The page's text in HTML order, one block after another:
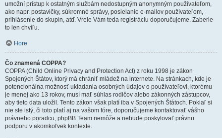
umožní prístup k ostatným službám nedostupným anonymným používateľom,
ako napr. postavičky, súkromné správy, posielanie e-mailov používateľom,
prihlásenie do skupín, atď. Vrele Vám teda registráciu doporučujeme. Zaberie
to len chvíľu.
Hore
Čo znamená COPPA?
COPPA (Child Online Privacy and Protection Act) z roku 1998 je zákon
Spojených Štátov, ktorý má chrániť mládež na internete. Na stránkach, kde je
potencionálna možnosť ukladania osobných údajov o používateľovi, ktorému
je menej ako 13 rokov, musí mať súhlas rodičov alebo zákonných zástupcov,
aby tieto data uložil. Tento zákon však platí iba v Spojených Štátoch. Pokiaľ si
nie ste istý, či toto platí aj na vašom fóre, doporučujeme kontaktovať vášho
právneho poradcu, phpBB Team nemôže a nebude poskytovať právnu
podporu v akomkoľvek kontexte.